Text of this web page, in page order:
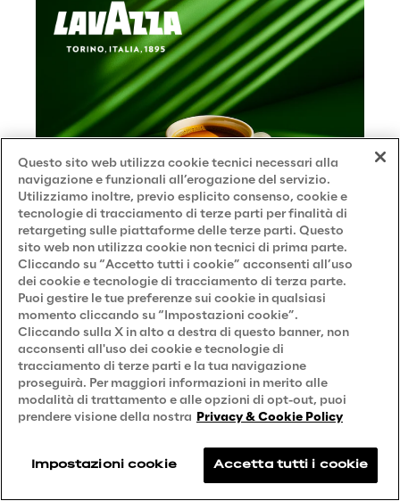
Smart Bean: l’assistente
intelligente che risponde nel tempo
di un caffè
CASE STUDY
Questo sito web utilizza cookie tecnici necessari alla
navigazione e funzionali all’erogazione del servizio.
Utilizziamo inoltre, previo esplicito consenso, cookie e
tecnologie di tracciamento di terze parti per finalità di
retargeting sulle piattaforme delle terze parti. Questo
sito web non utilizza cookie non tecnici di prima parte.
Cliccando su “Accetto tutti i cookie” acconsenti all’uso
dei cookie e tecnologie di tracciamento di terza parte.
Puoi gestire le tue preferenze sui cookie in qualsiasi
momento cliccando su “Impostazioni cookie”.
Cliccando sulla X in alto a destra di questo banner, non
acconsenti all'uso dei cookie e tecnologie di
tracciamento di terze parti e la tua navigazione
proseguirà. Per maggiori informazioni in merito alle
modalità di trattamento e alle opzioni di opt-out, puoi
prendere visione della nostra Privacy & Cookie Policy
Impostazioni cookie Accetta tutti i cookie